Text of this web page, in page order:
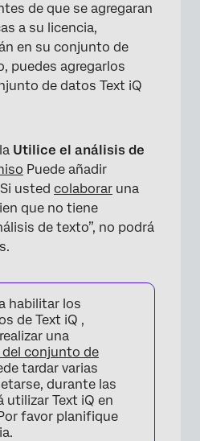
de que se agregaran
a su licencia,
en su conjunto de
puedes agregarlos
de datos Text iQ
Utilice el análisis de
Puede añadir
usted colaborar una
que no tiene
de texto”, no podrá
habilitar los
de Text iQ ,
una
conjunto de
tardar varias
durante las
utilizar Text iQ en
favor planifique